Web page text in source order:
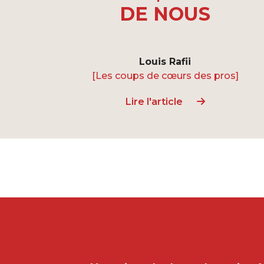
DE NOUS
Louis Rafii
[Les coups de cœurs des pros]
Lire l'article